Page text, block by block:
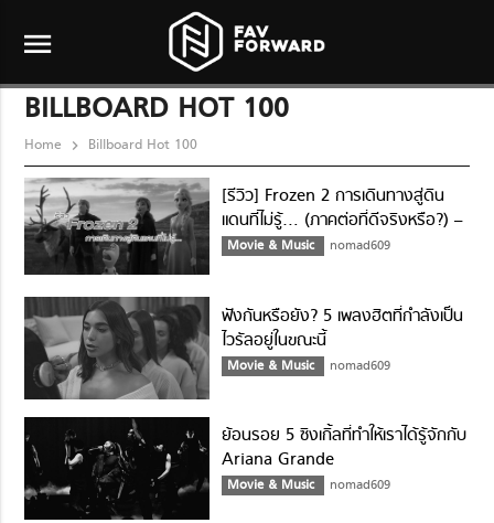
menu
BILLBOARD HOT 100
Home Billboard Hot 100
[รีวิว] Frozen 2 การเดินทางสู่ดิน
แดนที่ไม่รู้… (ภาคต่อที่ดีจริงหรือ?) –
ไม่สปอยล์
Movie & Music nomad609
ฟังกันหรือยัง? 5 เพลงฮิตที่กำลังเป็น
ไวรัลอยู่ในขณะนี้
Movie & Music nomad609
ย้อนรอย 5 ซิงเกิ้ลที่ทำให้เราได้รู้จักกับ
Ariana Grande
Movie & Music nomad609